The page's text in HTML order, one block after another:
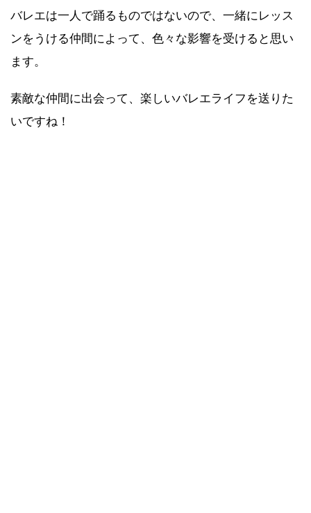
バレエは一人で踊るものではないので、一緒にレッス
ンをうける仲間によって、色々な影響を受けると思い
ます。
素敵な仲間に出会って、楽しいバレエライフを送りた
いですね！